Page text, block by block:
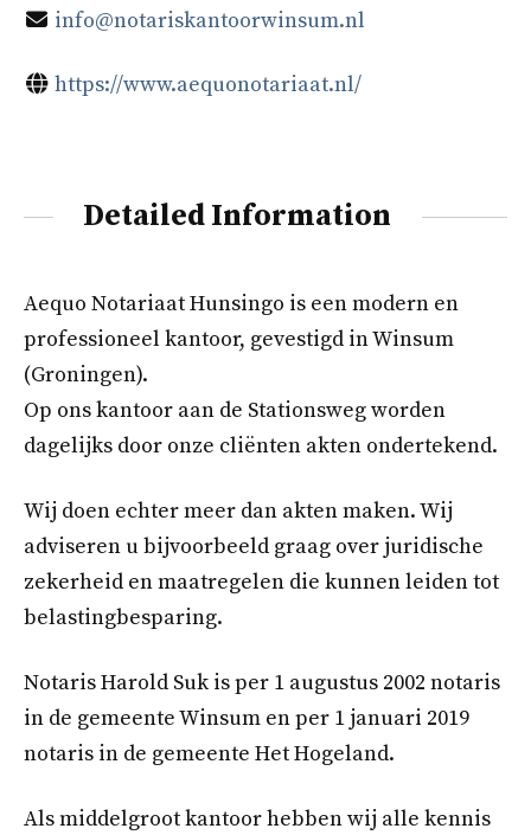
info@notariskantoorwinsum.nl
https://www.aequonotariaat.nl/
Detailed Information
Aequo Notariaat Hunsingo is een modern en
professioneel kantoor, gevestigd in Winsum
(Groningen).
Op ons kantoor aan de Stationsweg worden
dagelijks door onze cliënten akten ondertekend.
Wij doen echter meer dan akten maken. Wij
adviseren u bijvoorbeeld graag over juridische
zekerheid en maatregelen die kunnen leiden tot
belastingbesparing.
Notaris Harold Suk is per 1 augustus 2002 notaris
in de gemeente Winsum en per 1 januari 2019
notaris in de gemeente Het Hogeland.
Als middelgroot kantoor hebben wij alle kennis